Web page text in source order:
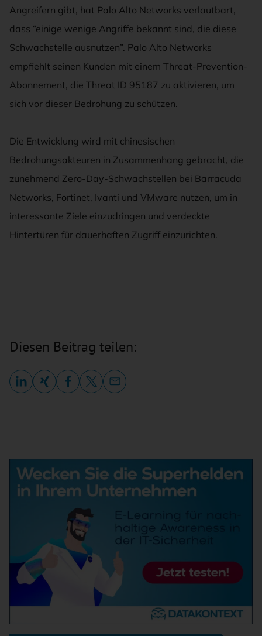
Angreifern gibt, hat Palo Alto Networks verlautbart,
dass “einige wenige Angriffe bekannt sind, die diese
Schwachstelle ausnutzen”. Palo Alto Networks
empfiehlt seinen Kunden mit einem Threat-Prevention-
Abonnement, die Threat ID 95187 zu aktivieren, um
sich vor dieser Bedrohung zu schützen.
Die Entwicklung wird mit chinesischen
Bedrohungsakteuren in Zusammenhang gebracht, die
zunehmend Zero-Day-Schwachstellen bei Barracuda
Networks, Fortinet, Ivanti und VMware nutzen, um in
interessante Ziele einzudringen und verdeckte
Hintertüren für dauerhaften Zugriff einzurichten.
Diesen Beitrag teilen: